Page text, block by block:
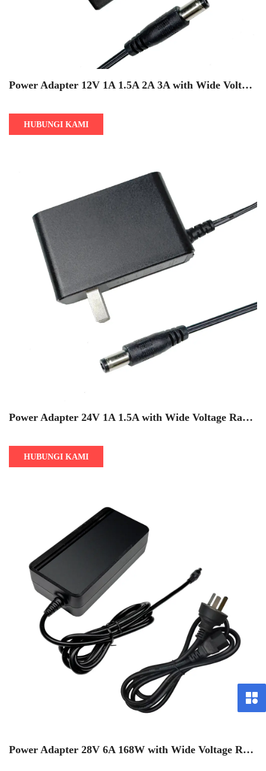
Power Adapter 12V 1A 1.5A 2A 3A with Wide Voltage
HUBUNGI KAMI
Power Adapter 24V 1A 1.5A with Wide Voltage Rang
ard
HUBUNGI KAMI
Power Adapter 28V 6A 168W with Wide Voltage Ran